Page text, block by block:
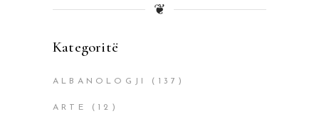
❦
Kategoritë
ALBANOLOGJI (137)
ARTE (12)